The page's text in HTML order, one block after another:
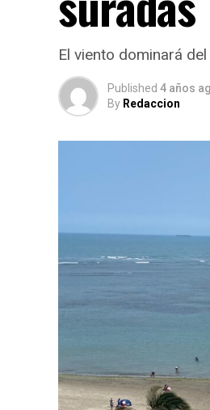
El viento dominará
Published 4 años
By Redaccion